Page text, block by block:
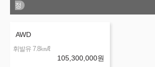
AWD
휘발유 7.8㎞/ℓ
105,300,000원